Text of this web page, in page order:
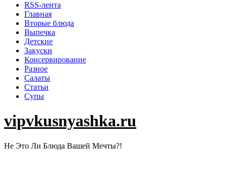
RSS-лента
Главная
Вторые блюда
Выпечка
Детские
Закуски
Консервирование
Разное
Салаты
Статьи
Супы
vipvkusnyashka.ru
Не Это Ли Блюда Вашей Мечты?!